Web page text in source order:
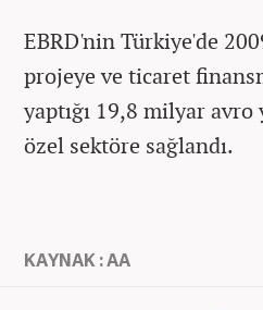
EBRD'nin Türkiye'de
projeye ve ticaret
yaptığı 19,8 milyar avro
özel sektöre sağlandı.
KAYNAK : AA